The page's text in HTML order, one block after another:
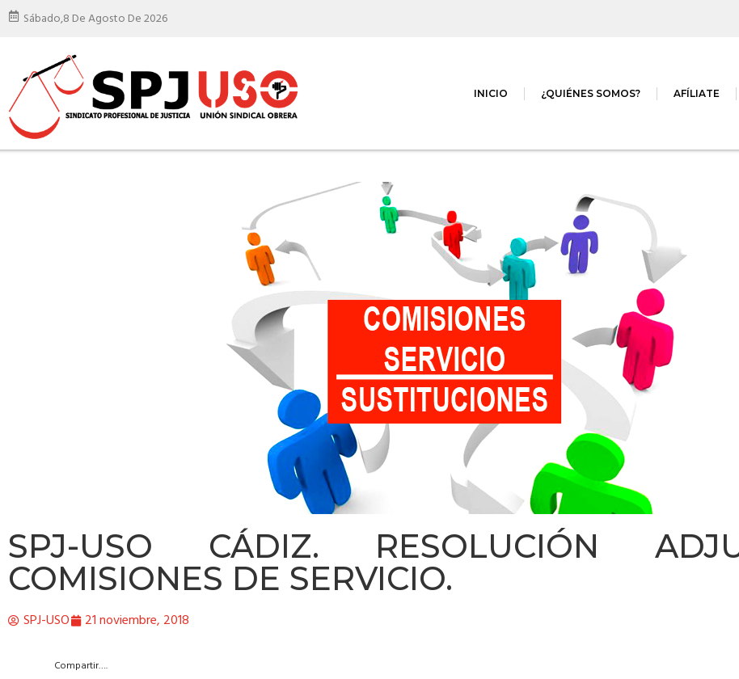
Sábado,8 De Agosto De 2026
INICIO ¿QUIÉNES SOMOS? AFÍLIATE
SPJ-USO CÁDIZ. RESOLUCIÓN
COMISIONES DE SERVICIO.
SPJ-USO 21 noviembre, 2018
Compartir….